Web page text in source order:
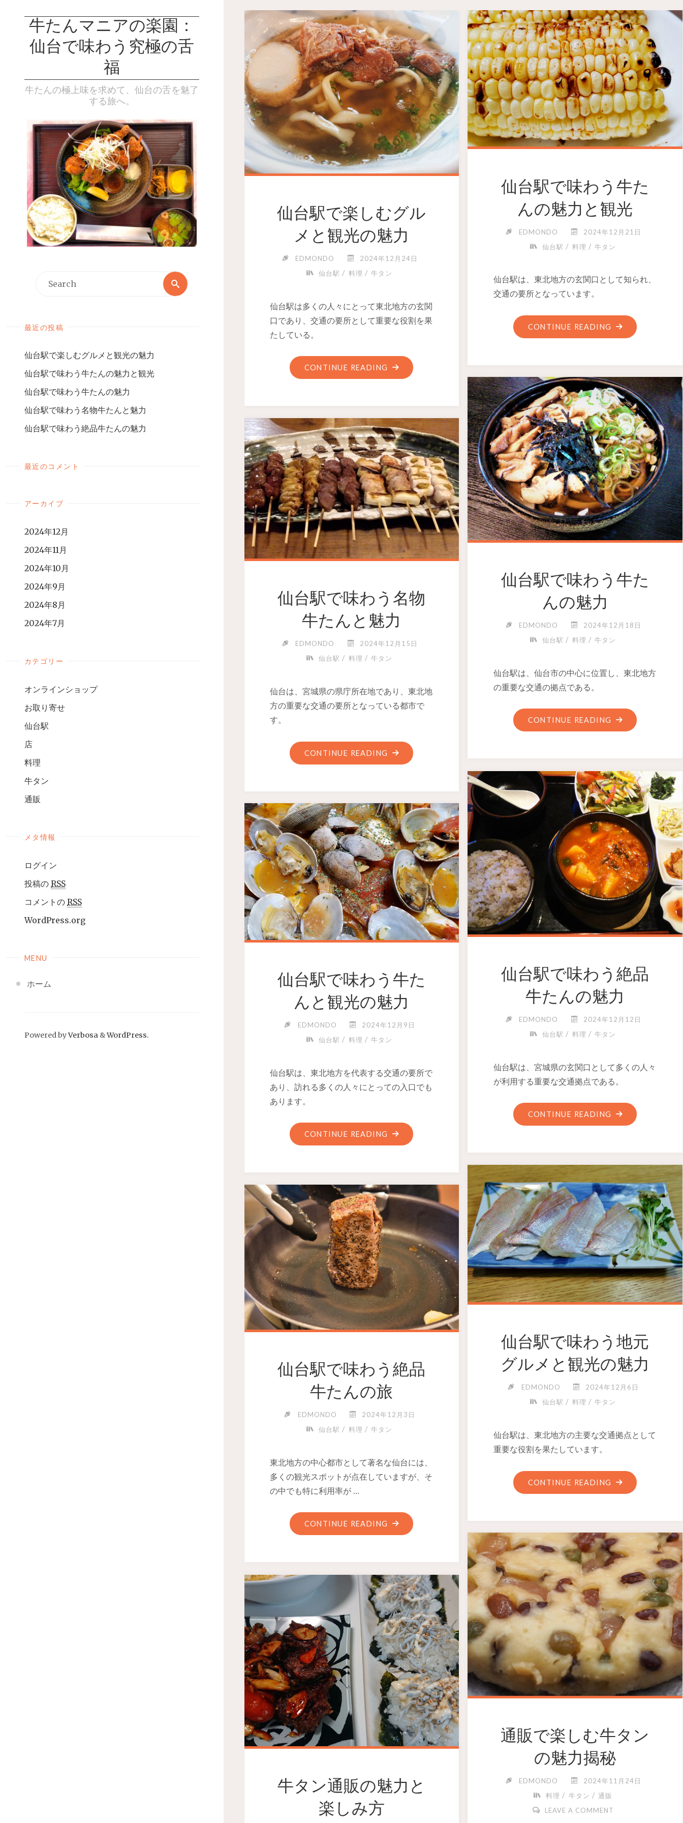
牛たんマニアの楽園：
仙台で味わう究極の舌
福
牛たんの極上味を求めて、仙台の舌を魅了
する旅へ。
最近の投稿
仙台駅で楽しむグルメと観光の魅力
仙台駅で味わう牛たんの魅力と観光
仙台駅で味わう牛たんの魅力
仙台駅で味わう名物牛たんと魅力
仙台駅で味わう絶品牛たんの魅力
最近のコメント
アーカイブ
2024年12月
2024年11月
2024年10月
2024年9月
2024年8月
2024年7月
カテゴリー
オンラインショップ
お取り寄せ
仙台駅
店
料理
牛タン
通販
メタ情報
ログイン
投稿の RSS
コメントの RSS
WordPress.org
MENU
ホーム
Powered byVerbosa &WordPress.
仙台駅で楽しむグル
メと観光の魅力
EDMONDO
2024年12月24日
仙台駅 / 料理 / 牛タン
仙台駅は多くの人々にとって東北地方の玄関
口であり、交通の要所として重要な役割を果
たしている。
CONTINUE READING
仙台駅で味わう牛た
んの魅力と観光
EDMONDO
2024年12月21日
仙台駅 / 料理 / 牛タン
仙台駅は、東北地方の玄関口として知られ、
交通の要所となっています。
CONTINUE READING
仙台駅で味わう牛た
んの魅力
EDMONDO
2024年12月18日
仙台駅 / 料理 / 牛タン
仙台駅は、仙台市の中心に位置し、東北地方
の重要な交通の拠点である。
CONTINUE READING
仙台駅で味わう名物
牛たんと魅力
EDMONDO
2024年12月15日
仙台駅 / 料理 / 牛タン
仙台は、宮城県の県庁所在地であり、東北地
方の重要な交通の要所となっている都市で
す。
CONTINUE READING
仙台駅で味わう絶品
牛たんの魅力
EDMONDO
2024年12月12日
仙台駅 / 料理 / 牛タン
仙台駅は、宮城県の玄関口として多くの人々
が利用する重要な交通拠点である。
CONTINUE READING
仙台駅で味わう牛た
んと観光の魅力
EDMONDO
2024年12月9日
仙台駅 / 料理 / 牛タン
仙台駅は、東北地方を代表する交通の要所で
あり、訪れる多くの人々にとっての入口でも
あります。
CONTINUE READING
仙台駅で味わう地元
グルメと観光の魅力
EDMONDO
2024年12月6日
仙台駅 / 料理 / 牛タン
仙台駅は、東北地方の主要な交通拠点として
重要な役割を果たしています。
CONTINUE READING
仙台駅で味わう絶品
牛たんの旅
EDMONDO
2024年12月3日
仙台駅 / 料理 / 牛タン
東北地方の中心都市として著名な仙台には、
多くの観光スポットが点在していますが、そ
の中でも特に利用率が …
CONTINUE READING
通販で楽しむ牛タン
の魅力揭秘
EDMONDO
2024年11月24日
料理 / 牛タン / 通販
LEAVE A COMMENT
牛タン通販の魅力と
楽しみ方